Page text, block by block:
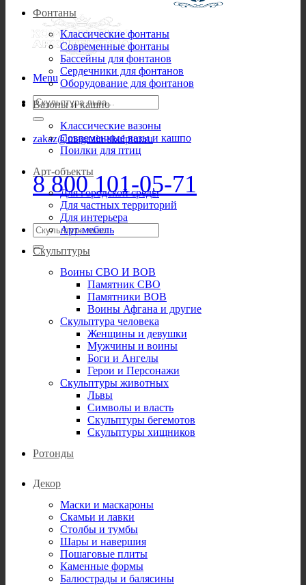
Menu
Искать:
zakaz@magazin-skulptur.ru
8 800 101-05-71
Искать:
Фонтаны
Классические фонтаны
Современные фонтаны
Бассейны для фонтанов
Сердечники для фонтанов
Оборудование для фонтанов
Вазоны и кашпо
Классические вазоны
Современные вазы и кашпо
Поилки для птиц
Арт-объекты
Для городской среды
Для частных территорий
Для интерьера
Арт-мебель
Скульптуры
Воины СВО И ВОВ
Памятник СВО
Памятники ВОВ
Воины Афгана и другие
Скульптура человека
Женщины и девушки
Мужчины и воины
Боги и Ангелы
Герои и Персонажи
Скульптуры животных
Львы
Символы и власть
Скульптуры бегемотов
Скульптуры хищников
Ротонды
Декор
Маски и маскароны
Скамьи и лавки
Столбы и тумбы
Шары и навершия
Пошаговые плиты
Каменные формы
Балюстрады и балясины